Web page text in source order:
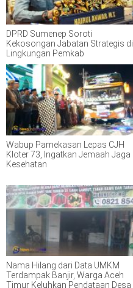
DPRD Sumenep Soroti
Kekosongan Jabatan Strategis di
Lingkungan Pemkab
Wabup Pamekasan Lepas CJH
Kloter 73, Ingatkan Jemaah Jaga
Kesehatan
Nama Hilang dari Data UMKM
Terdampak Banjir, Warga Aceh
Timur Keluhkan Pendataan Desa